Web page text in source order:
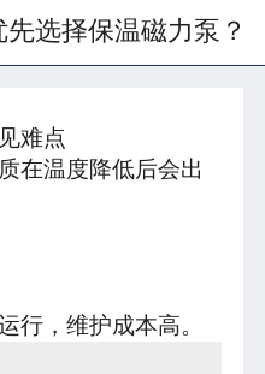
选择保温磁力泵？
难点
在温度降低后会出
行，维护成本高。